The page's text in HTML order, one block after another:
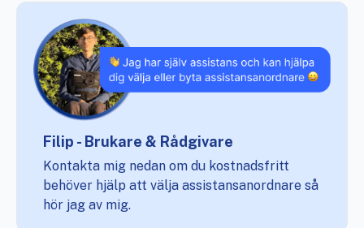
Filip - Brukare & Rådgivare
Kontakta mig nedan om du kostnadsfritt
behöver hjälp att välja assistansanordnare så
hör jag av mig.